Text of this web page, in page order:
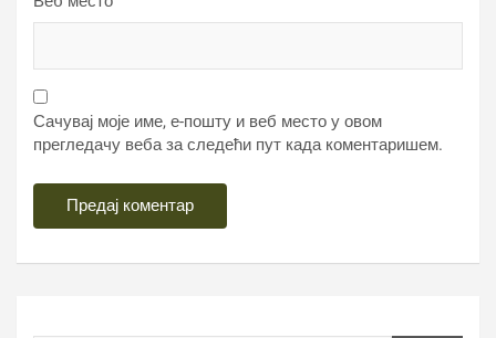
Сачувај моје име, е-пошту и веб место у овом
прегледачу веба за следећи пут када коментаришем.